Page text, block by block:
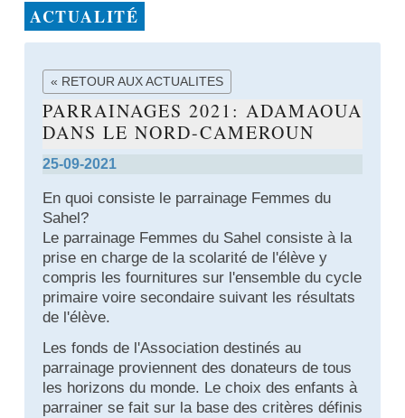
ACTUALITÉ
« RETOUR AUX ACTUALITES
PARRAINAGES 2021: ADAMAOUA
DANS LE NORD-CAMEROUN
25-09-2021
En quoi consiste le parrainage Femmes du
Sahel?
Le parrainage Femmes du Sahel consiste à la
prise en charge de la scolarité de l'élève y
compris les fournitures sur l'ensemble du cycle
primaire voire secondaire suivant les résultats
de l'élève.
Les fonds de l'Association destinés au
parrainage proviennent des donateurs de tous
les horizons du monde. Le choix des enfants à
parrainer se fait sur la base des critères définis